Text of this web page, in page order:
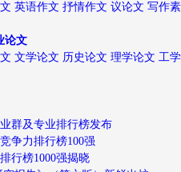
英语作文 抒情作文 议论文 写作
论文
文学论文 历史论文 理学论文 工
群及专业排行榜发布
争力排行榜100强
行榜1000强揭晓